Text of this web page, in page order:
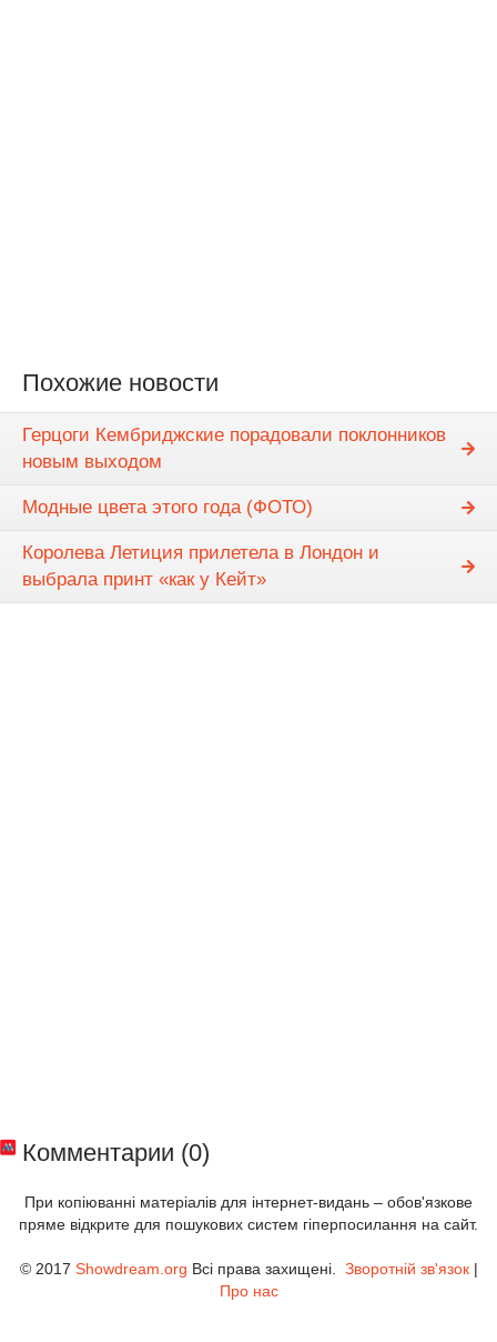
Похожие новости
Герцоги Кембриджские порадовали поклонников
новым выходом
Модные цвета этого года (ФОТО)
Королева Летиция прилетела в Лондон и
выбрала принт «как у Кейт»
Комментарии (0)
При копіюванні матеріалів для інтернет-видань – обов'язкове
пряме відкрите для пошукових систем гіперпосилання на сайт.
© 2017 Showdream.org Всі права захищені. Зворотній зв'язок|
Про нас